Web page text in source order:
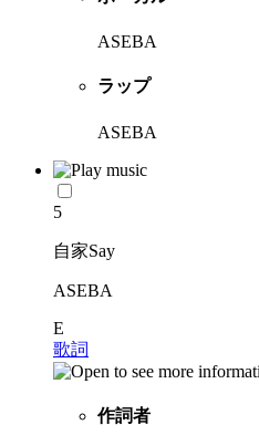
ASEBA
ラップ
ASEBA
5
自家Say
ASEBA
E
歌詞
作詞者